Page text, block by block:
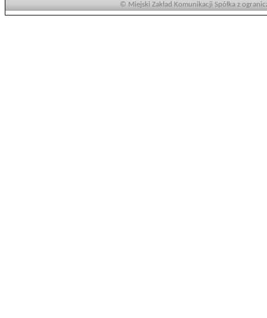
© Miejski Zakład Komunikacji Spółka z